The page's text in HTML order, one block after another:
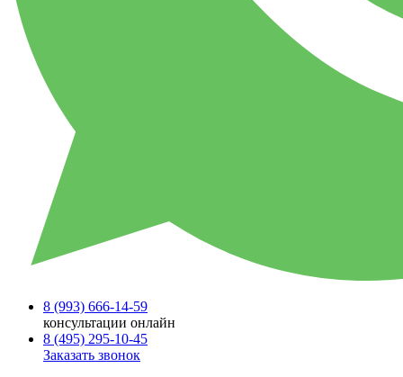
8 (993) 666-14-59
консультации онлайн
8 (495) 295-10-45
Заказать звонок